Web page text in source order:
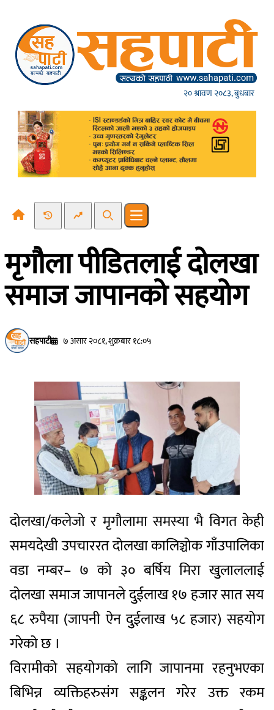
२० श्रावण २०८३, बुधबार
Recent NewsTrending News
SearchOpen main menu
मृगौला पीडितलाई दोलखा
समाज जापानको सहयोग
सहपाटी ७ असार २०८१, शुक्रबार १८:०५
दोलखा/कलेजो र मृगौलामा समस्या भै विगत केही
समयदेखी उपचाररत दोलखा कालिञ्चोक गाँउपालिका
वडा नम्बर– ७ को ३० बर्षिय मिरा खुुलाललाई
दोलखा समाज जापानले दुुईलाख १७ हजार सात सय
६८ रुपैया (जापनी ऐन दुुईलाख ५८ हजार) सहयोग
गरेको छ ।
विरामीको सहयोगको लागि जापानमा रहनुभएका
बिभिन्न व्यक्तिहरुसंग सङ्कलन गरेर उक्त रकम